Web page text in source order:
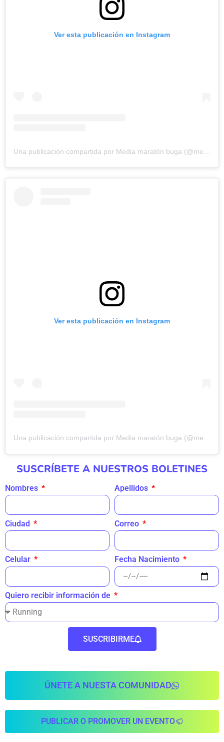
Ver esta publicación en Instagram
Ver esta publicación en Instagram
Una publicación compartida por Media maratón buga (@mediamaratonbuga_)
SUSCRÍBETE A NUESTROS BOLETINES
Nombres Apellidos
Ciudad Correo
Celular Fecha Nacimiento
Quiero recibir información de
SUSCRIBIRME
ÚNETE A NUESTA COMUNIDAD
PUBLICAR O PROMOVER UN EVENTO